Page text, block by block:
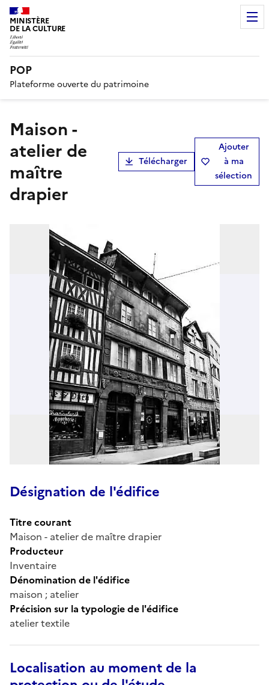
MINISTÈRE
DE LA CULTURE
POP
Plateforme ouverte du patrimoine
Maison -
atelier de
maître
drapier
Télécharger
Ajouter
à ma
sélection
Désignation de l'édifice
Titre courant
Maison - atelier de maître drapier
Producteur
Inventaire
Dénomination de l'édifice
maison ; atelier
Précision sur la typologie de l'édifice
atelier textile
Localisation au moment de la